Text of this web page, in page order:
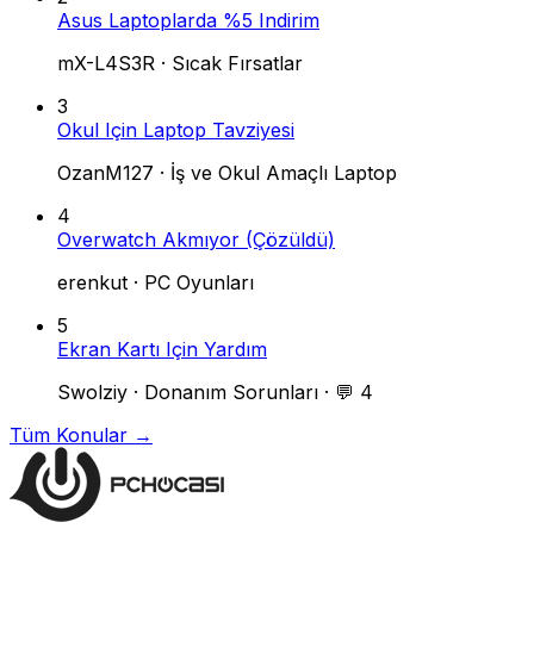
Asus Laptoplarda %5 Indirim
mX-L4S3R · Sıcak Fırsatlar
3
Okul Için Laptop Tavziyesi
OzanM127 · İş ve Okul Amaçlı Laptop
4
Overwatch Akmıyor (Çözüldü)
erenkut · PC Oyunları
5
Ekran Kartı Için Yardım
Swolziy · Donanım Sorunları · 💬 4
Tüm Konular →